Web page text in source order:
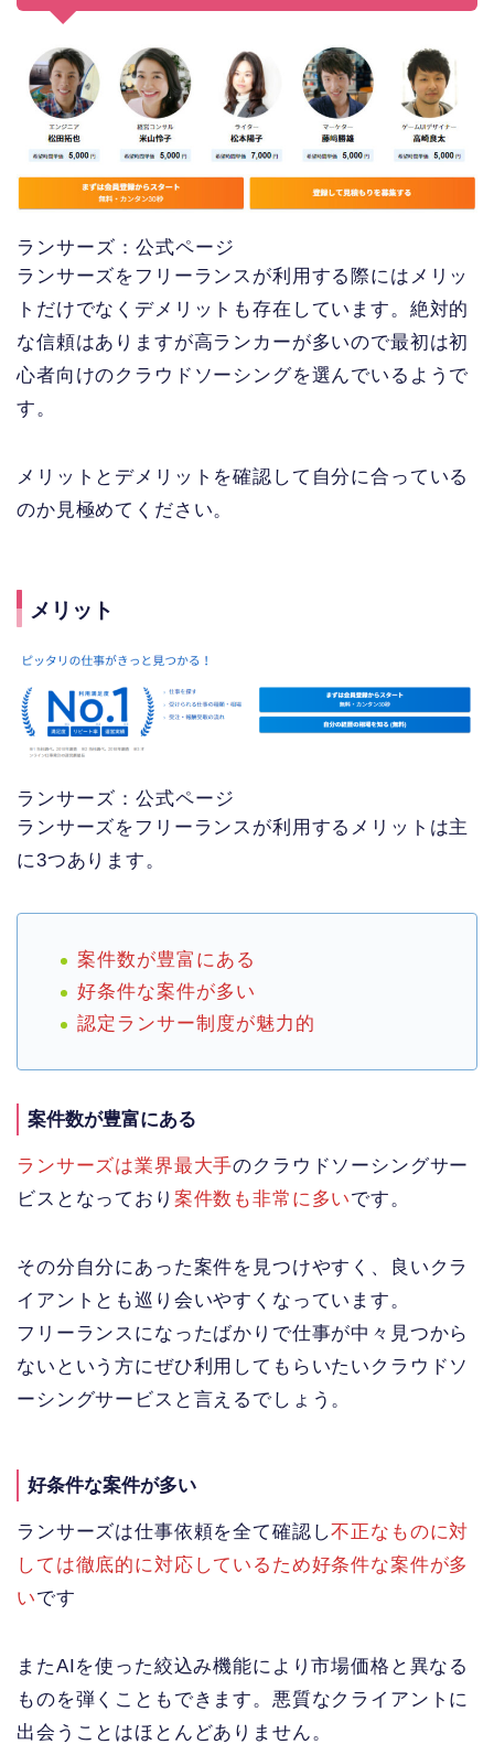
ランサーズ：公式ページ
ランサーズをフリーランスが利用する際にはメリッ
トだけでなくデメリットも存在しています。絶対的
な信頼はありますが高ランカーが多いので最初は初
心者向けのクラウドソーシングを選んでいるようで
す。
メリットとデメリットを確認して自分に合っている
のか見極めてください。
メリット
ランサーズ：公式ページ
ランサーズをフリーランスが利用するメリットは主
に3つあります。
案件数が豊富にある
好条件な案件が多い
認定ランサー制度が魅力的
案件数が豊富にある
ランサーズは業界最大手のクラウドソーシングサー
ビスとなっており 案件数も非常に多いです。
その分自分にあった案件を見つけやすく、良いクラ
イアントとも巡り会いやすくなっています。
フリーランスになったばかりで仕事が中々見つから
ないという方にぜひ利用してもらいたいクラウドソ
ーシングサービスと言えるでしょう。
好条件な案件が多い
ランサーズは仕事依頼を全て確認し不正なものに対
しては徹底的に対応しているため好条件な案件が多
いです
またAIを使った絞込み機能により市場価格と異なる
ものを弾くこともできます。悪質なクライアントに
出会うことはほとんどありません。